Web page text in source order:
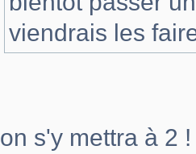
viendrais les
on s'y mettra à 2 !